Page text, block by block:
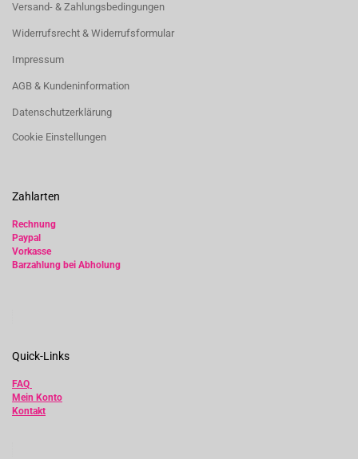
Versand- & Zahlungsbedingungen
Widerrufsrecht & Widerrufsformular
Impressum
AGB & Kundeninformation
Datenschutzerklärung
Cookie Einstellungen
Zahlarten
Rechnung
Paypal
Vorkasse
Barzahlung bei Abholung
Quick-Links
FAQ
Mein Konto
Kontakt